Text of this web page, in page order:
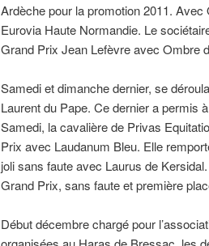
Ardèche pour la promotion 2011.
Eurovia Haute Normandie. Le
Grand Prix Jean Lefèvre avec Ombre
Samedi et dimanche dernier, se
Laurent du Pape. Ce dernier a permis
Samedi, la cavalière de Privas
Prix avec Laudanum Bleu. Elle
joli sans faute avec Laurus de
Grand Prix, sans faute et première
Début décembre chargé pour